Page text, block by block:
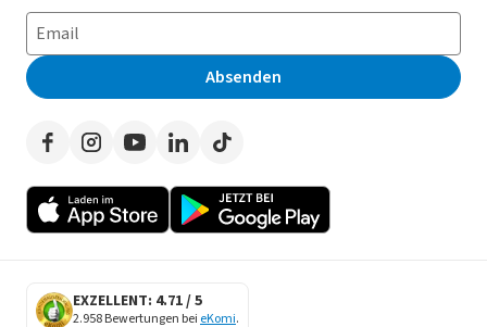
Impressum
Erklärung zur Barrierefreiheit
Presse
Häufig gestellte Fragen
Leasing-Lexikon
Auto-Tests
Werben auf LeasingMarkt.de
Privatleasing
Leasing-Vergleiche
Herstellerverzeichnis
Händlerverzeichnis
Absenden
EXZELLENT: 4.71 / 5
2.958 Bewertungen bei eKomi.